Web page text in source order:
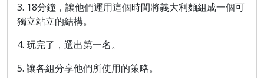
3. 18分鐘，讓他們運用這個時間將義大利麵組成一個可
獨立站立的結構。
4. 玩完了，選出第一名。
5. 讓各組分享他們所使用的策略。